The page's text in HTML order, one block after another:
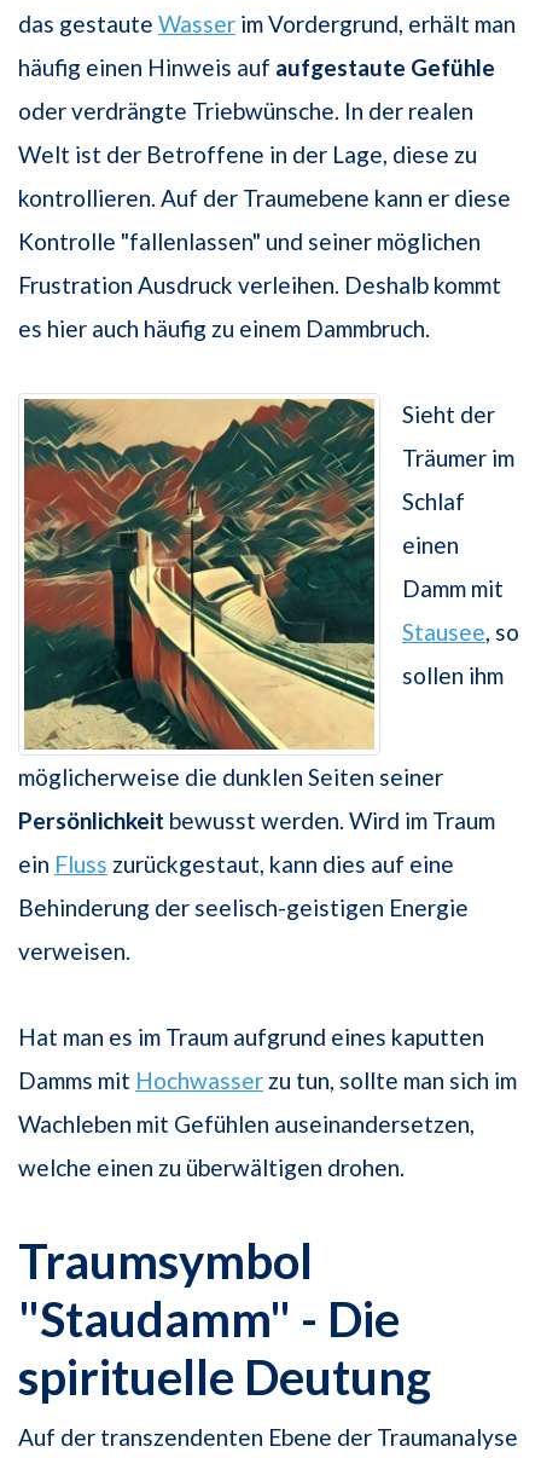
das gestaute Wasser im Vordergrund, erhält man
häufig einen Hinweis auf aufgestaute Gefühle
oder verdrängte Triebwünsche. In der realen
Welt ist der Betroffene in der Lage, diese zu
kontrollieren. Auf der Traumebene kann er diese
Kontrolle "fallenlassen" und seiner möglichen
Frustration Ausdruck verleihen. Deshalb kommt
es hier auch häufig zu einem Dammbruch.
Sieht der
Träumer im
Schlaf
einen
Damm mit
Stausee , so
sollen ihm
möglicherweise die dunklen Seiten seiner
Persönlichkeit bewusst werden. Wird im Traum
ein Fluss zurückgestaut, kann dies auf eine
Behinderung der seelisch-geistigen Energie
verweisen.
Hat man es im Traum aufgrund eines kaputten
Damms mit Hochwasser zu tun, sollte man sich im
Wachleben mit Gefühlen auseinandersetzen,
welche einen zu überwältigen drohen.
Traumsymbol
"Staudamm" - Die
spirituelle Deutung
Auf der transzendenten Ebene der Traumanalyse